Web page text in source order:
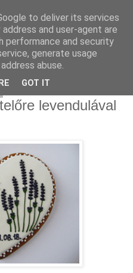
levendulával
to deliver its services
and user-agent are
performance and security
generate usage
abuse.
GOT IT